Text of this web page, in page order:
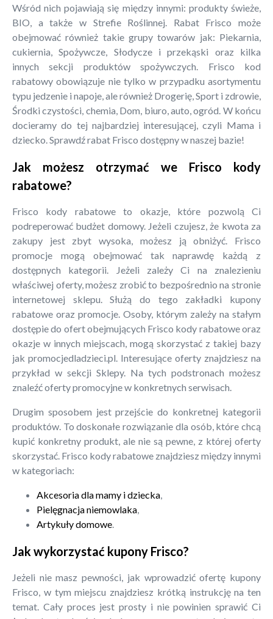
Wśród nich pojawiają się między innymi: produkty świeże,
BIO, a także w Strefie Roślinnej. Rabat Frisco może
obejmować również takie grupy towarów jak: Piekarnia,
cukiernia, Spożywcze, Słodycze i przekąski oraz kilka
innych sekcji produktów spożywczych. Frisco kod
rabatowy obowiązuje nie tylko w przypadku asortymentu
typu jedzenie i napoje, ale również Drogerię, Sport i zdrowie,
Środki czystości, chemia, Dom, biuro, auto, ogród. W końcu
docieramy do tej najbardziej interesującej, czyli Mama i
dziecko. Sprawdź rabat Frisco dostępny w naszej bazie!
Jak możesz otrzymać we Frisco kody
rabatowe?
Frisco kody rabatowe to okazje, które pozwolą Ci
podreperować budżet domowy. Jeżeli czujesz, że kwota za
zakupy jest zbyt wysoka, możesz ją obniżyć. Frisco
promocje mogą obejmować tak naprawdę każdą z
dostępnych kategorii. Jeżeli zależy Ci na znalezieniu
właściwej oferty, możesz zrobić to bezpośrednio na stronie
internetowej sklepu. Służą do tego zakładki kupony
rabatowe oraz promocje. Osoby, którym zależy na stałym
dostępie do ofert obejmujących Frisco kody rabatowe oraz
okazje w innych miejscach, mogą skorzystać z takiej bazy
jak promocjedladzieci.pl. Interesujące oferty znajdziesz na
przykład w sekcji Sklepy. Na tych podstronach możesz
znaleźć oferty promocyjne w konkretnych serwisach.
Drugim sposobem jest przejście do konkretnej kategorii
produktów. To doskonałe rozwiązanie dla osób, które chcą
kupić konkretny produkt, ale nie są pewne, z której oferty
skorzystać. Frisco kody rabatowe znajdziesz między innymi
w kategoriach:
Akcesoria dla mamy i dziecka,
Pielęgnacja niemowlaka,
Artykuły domowe.
Jak wykorzystać kupony Frisco?
Jeżeli nie masz pewności, jak wprowadzić ofertę kupony
Frisco, w tym miejscu znajdziesz krótką instrukcję na ten
temat. Cały proces jest prosty i nie powinien sprawić Ci